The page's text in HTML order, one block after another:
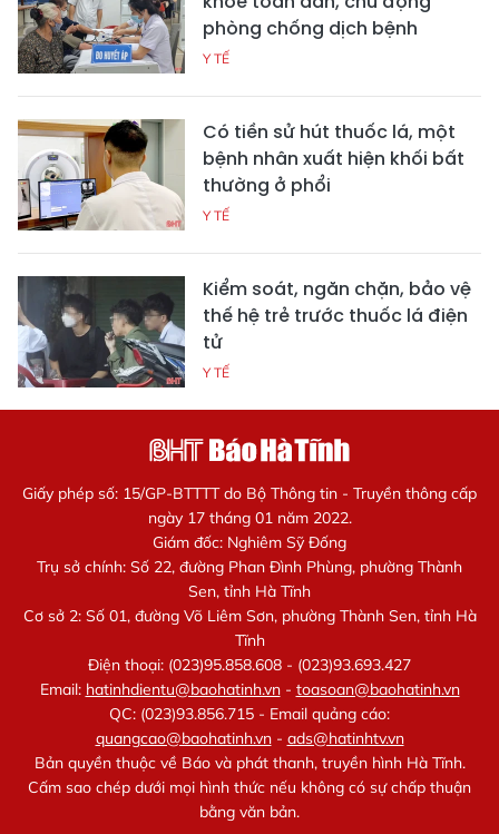
phòng chống dịch bệnh
Y TẾ
Có tiền sử hút thuốc lá, một
bệnh nhân xuất hiện khối bất
thường ở phổi
Y TẾ
Kiểm soát, ngăn chặn, bảo vệ
thế hệ trẻ trước thuốc lá điện
tử
Y TẾ
Giấy phép số: 15/GP-BTTTT do Bộ Thông tin - Truyền thông cấp
ngày 17 tháng 01 năm 2022.
Giám đốc: Nghiêm Sỹ Đống
Trụ sở chính: Số 22, đường Phan Đình Phùng, phường Thành
Sen, tỉnh Hà Tĩnh
Cơ sở 2: Số 01, đường Võ Liêm Sơn, phường Thành Sen, tỉnh Hà
Tĩnh
Điện thoại: (023)95.858.608 - (023)93.693.427
Email: hatinhdientu@baohatinh.vn- toasoan@baohatinh.vn
QC: (023)93.856.715 - Email quảng cáo:
quangcao@baohatinh.vn- ads@hatinhtv.vn
Bản quyền thuộc về Báo và phát thanh, truyền hình Hà Tĩnh.
Cấm sao chép dưới mọi hình thức nếu không có sự chấp thuận
bằng văn bản.